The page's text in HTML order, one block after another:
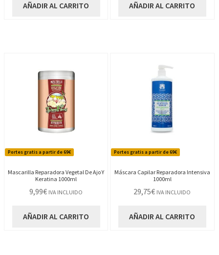
AÑADIR AL CARRITO AÑADIR AL CARRITO
Portes gratis a partir de 69€
Mascarilla Reparadora Vegetal De Ajo Y
Keratina 1000ml
9,99€ IVA INCLUIDO
AÑADIR AL CARRITO
Portes gratis a partir de 69€
Máscara Capilar Reparadora Intensiva
1000ml
29,75€ IVA INCLUIDO
AÑADIR AL CARRITO